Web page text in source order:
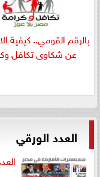
بالرقم القومي.. كيفية
عن شكاوى تكافل
العدد الورقي